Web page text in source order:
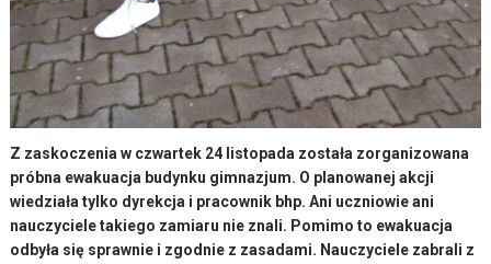
Z zaskoczenia w czwartek 24 listopada została zorganizowana
próbna ewakuacja budynku gimnazjum. O planowanej akcji
wiedziała tylko dyrekcja i pracownik bhp. Ani uczniowie ani
nauczyciele takiego zamiaru nie znali. Pomimo to ewakuacja
odbyła się sprawnie i zgodnie z zasadami. Nauczyciele zabrali z